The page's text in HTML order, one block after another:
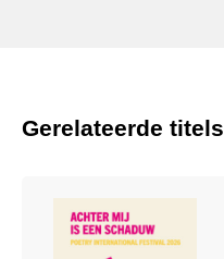
Gerelateerde titels